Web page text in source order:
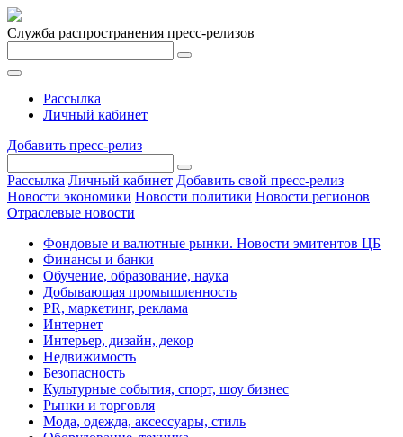
Служба распространения пресс-релизов
Рассылка
Личный кабинет
Добавить пресс-релиз
Рассылка Личный кабинет Добавить свой пресс-релиз
Новости экономики Новости политики Новости регионов
Отраслевые новости
Фондовые и валютные рынки. Новости эмитентов ЦБ
Финансы и банки
Обучение, образование, наука
Добывающая промышленность
PR, маркетинг, реклама
Интернет
Интерьер, дизайн, декор
Недвижимость
Безопасность
Культурные события, спорт, шоу бизнес
Рынки и торговля
Мода, одежда, аксессуары, стиль